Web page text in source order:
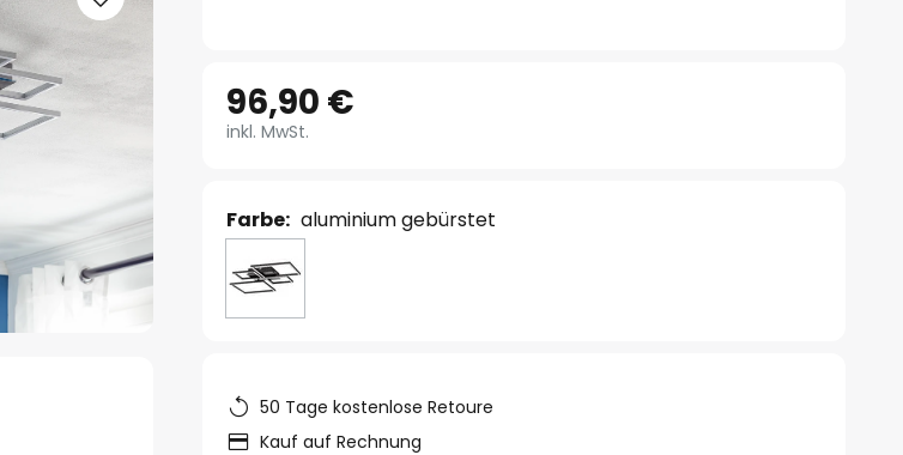
96,90 €
inkl. MwSt.
Farbe: aluminium gebürstet
50 Tage kostenlose Retoure
Kauf auf Rechnung